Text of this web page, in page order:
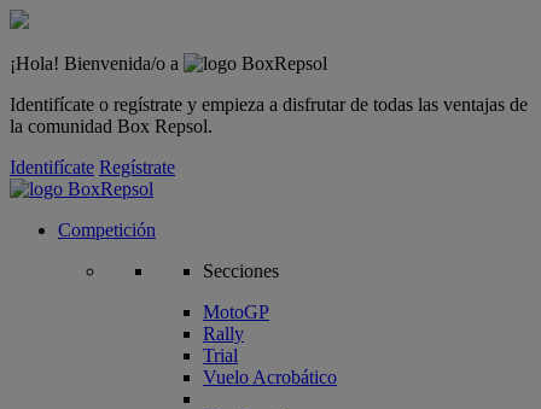
¡Hola! Bienvenida/o a
Identifícate o regístrate y empieza a disfrutar de todas las ventajas de
la comunidad Box Repsol.
Identifícate Regístrate
Competición
Secciones
MotoGP
Rally
Trial
Vuelo Acrobático